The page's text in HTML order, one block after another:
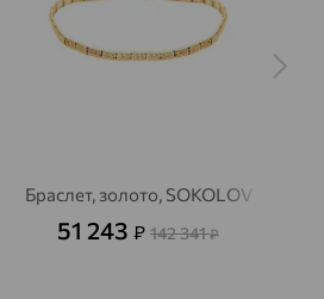
Браслет, золото, SOKOLOV
51 243 ₽ 142 341₽